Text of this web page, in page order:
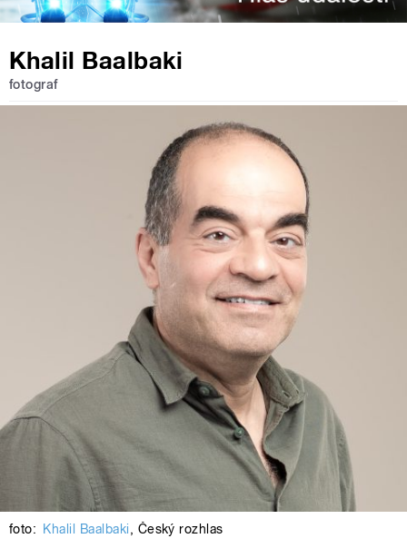
Khalil Baalbaki
fotograf
foto: Khalil Baalbaki, Český rozhlas